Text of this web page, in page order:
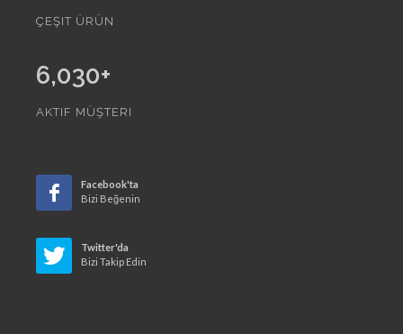
ÇEŞIT ÜRÜN
6,030+
AKTIF MÜŞTERI
Facebook'ta
Bizi Beğenin
Twitter'da
Bizi Takip Edin